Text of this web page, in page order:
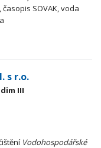
, časopis SOVAK, voda
s r.o.
III
Vodohospodářské